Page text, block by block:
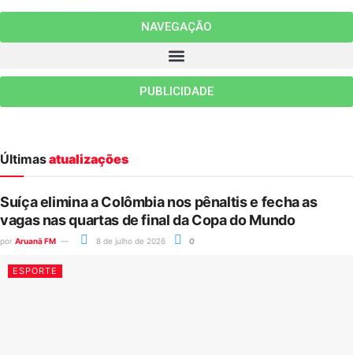
NAVEGAÇÃO
PUBLICIDADE
Últimasatualizações
Suíça elimina a Colômbia nos pênaltis e fecha as
vagas nas quartas de final da Copa do Mundo
por Aruanã FM 8 de julho de 2026 0
ESPORTE